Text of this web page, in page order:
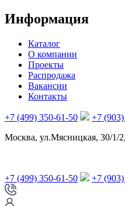
Информация
Каталог
О компании
Проекты
Распродажа
Вакансии
Контакты
+7 (499) 350-61-50 +7
Москва, ул.Мясницкая, 30/1/
+7 (499) 350-61-50 +7